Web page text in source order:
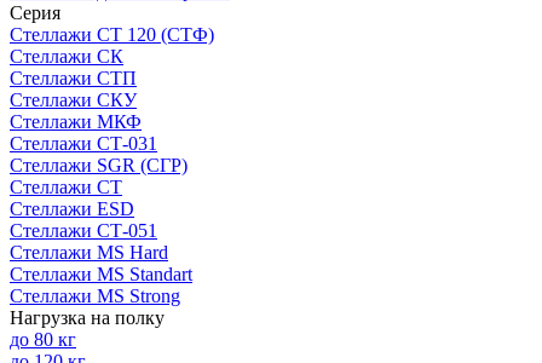
Серия
Стеллажи СТ 120 (СТФ)
Стеллажи СК
Стеллажи СТП
Стеллажи СКУ
Стеллажи МКФ
Стеллажи СТ-031
Стеллажи SGR (СГР)
Стеллажи СТ
Стеллажи ESD
Стеллажи СТ-051
Стеллажи MS Hard
Стеллажи MS Standart
Стеллажи MS Strong
Нагрузка на полку
до 80 кг